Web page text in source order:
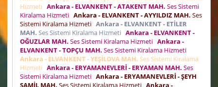
Hizmeti Ankara - ELVANKENT - ATAKENT MAH. Ses Sistemi
Kiralama Hizmeti Ankara - ELVANKENT - AYYILDIZ MAH. Ses
Sistemi Kiralama Hizmeti Ankara - ELVANKENT - ETİLER
MAH. Ses Sistemi Kiralama Hizmeti Ankara - ELVANKENT -
OĞUZLAR MAH. Ses Sistemi Kiralama Hizmeti Ankara -
ELVANKENT - TOPÇU MAH. Ses Sistemi Kiralama Hizmeti
Ankara - ELVANKENT - YEŞİLOVA MAH. Ses Sistemi Kiralama
Hizmeti Ankara - ERYAMANEVLERİ - ERYAMAN MAH. Ses
Sistemi Kiralama Hizmeti Ankara - ERYAMANEVLERİ - ŞEYH
ŞAMİL MAH. Ses Sistemi Kiralama Hizmeti Ankara -